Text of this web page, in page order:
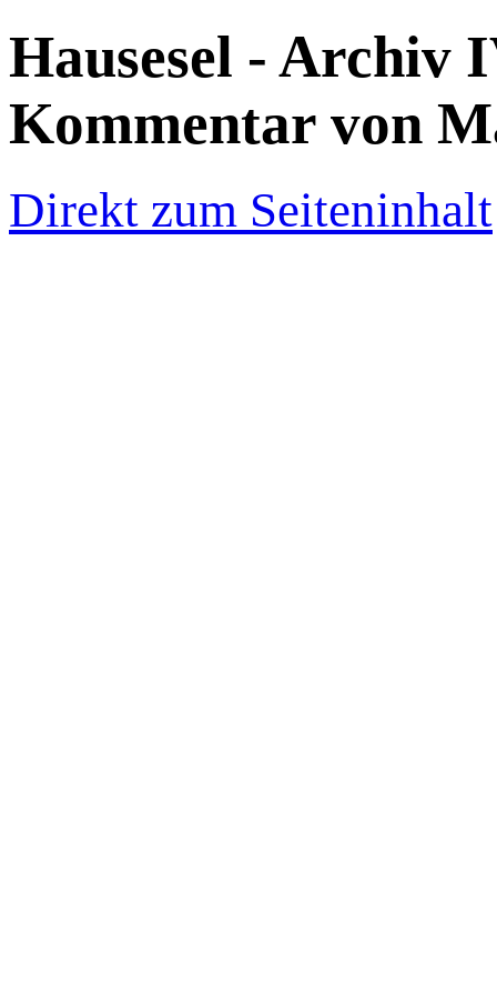
Hausesel - Archiv
Kommentar von
Direkt zum Seiteninhalt